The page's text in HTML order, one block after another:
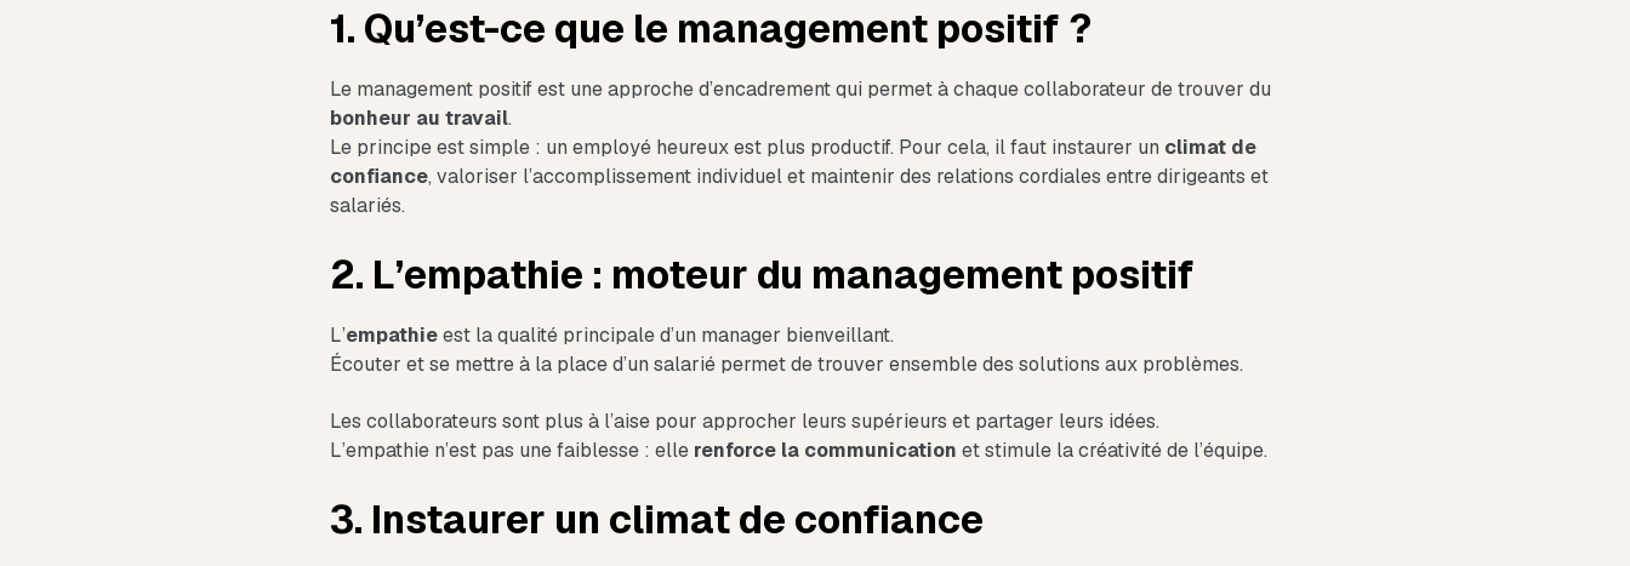
1. Qu’est-ce que le management positif ?
Le management positif est une approche d’encadrement qui permet à chaque collaborateur de trouver du
bonheur au travail.
Le principe est simple : un employé heureux est plus productif. Pour cela, il faut instaurer un climat de
confiance, valoriser l’accomplissement individuel et maintenir des relations cordiales entre dirigeants et
salariés.
2. L’empathie : moteur du management positif
L’empathieest la qualité principale d’un manager bienveillant.
Écouter et se mettre à la place d’un salarié permet de trouver ensemble des solutions aux problèmes.
Les collaborateurs sont plus à l’aise pour approcher leurs supérieurs et partager leurs idées.
L’empathie n’est pas une faiblesse : elle renforce la communication et stimule la créativité de l’équipe.
3. Instaurer un climat de confiance